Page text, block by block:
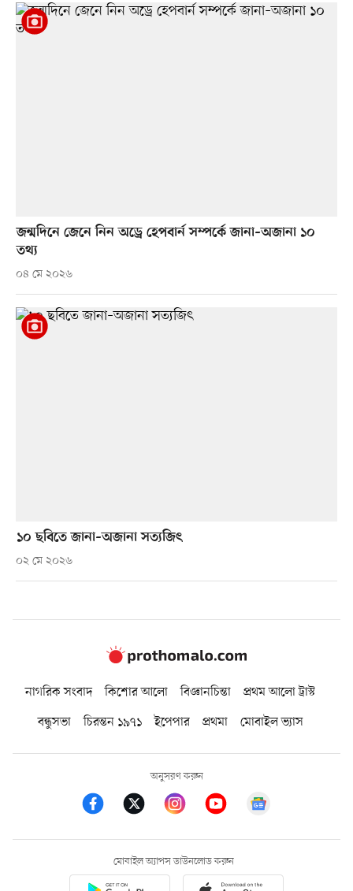
জন্মদিনে জেনে নিন অড্রে হেপবার্ন সম্পর্কে জানা–অজানা ১০
তথ্য
০৪ মে ২০২৬
১০ ছবিতে জানা–অজানা সত্যজিৎ
০২ মে ২০২৬
নাগরিক সংবাদ কিশোর আলো বিজ্ঞানচিন্তা
প্রথম আলো ট্রাস্ট
বন্ধুসভা
চিরন্তন ১৯৭১ ইপেপার প্রথমা মোবাইল ভ্যাস
অনুসরণ করুন
মোবাইল অ্যাপস ডাউনলোড করুন